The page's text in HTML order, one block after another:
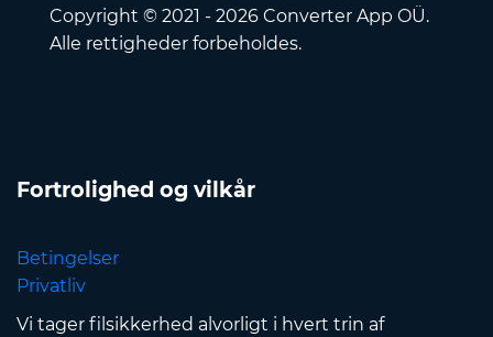
Copyright © 2021 - 2026 Converter App OÜ.
Alle rettigheder forbeholdes.
Fortrolighed og vilkår
Betingelser
Privatliv
Vi tager filsikkerhed alvorligt i hvert trin af